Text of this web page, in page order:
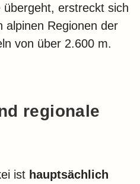
übergeht, erstreckt sich
alpinen Regionen der
von über 2.600 m.
regionale
ist hauptsächlich